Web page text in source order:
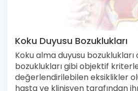
Koku Duyusu Bozuklukları
Koku alma duyusu bozuklukları
bozuklukları gibi objektif
değerlendirilebilen eksiklikler
hasta ve klinisyen tarafından